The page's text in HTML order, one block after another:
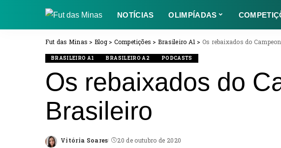
NOTÍCIAS OLIMPÍADAS
Fut das Minas > Blog> Competições > Brasileiro A1 > Os rebaixados do
BRASILEIRO A1 BRASILEIRO A2 PODCASTS
Os rebaixados do
Brasileiro
Posted
Vitória Soares 20 de outubro de 2020